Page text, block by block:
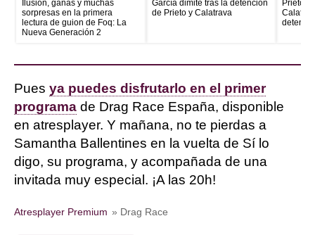
Ilusión, ganas y muchas
sorpresas en la primera
lectura de guion de Foq: La
Nueva Generación 2
García dimite tras la detención
de Prieto y Calatrava
Prieto
Pues ya puedes disfrutarlo en el primer
programa de Drag Race España, disponible
en atresplayer. Y mañana, no te pierdas a
Samantha Ballentines en la vuelta de Sí lo
digo, su programa, y acompañada de una
invitada muy especial. ¡A las 20h!
Atresplayer Premium » Drag Race